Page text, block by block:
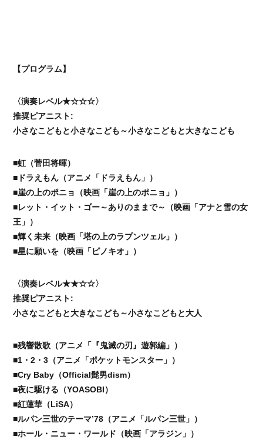
【プログラム】
〈演奏レベル★☆☆☆〉
推奨ピアニスト:
小さなこどもと小さなこども～小さなこどもと大きなこども
■虹（菅田将暉）
■ドラえもん（アニメ「ドラえもん」）
■崖の上のポニョ（映画「崖の上のポニョ」）
■レット・イット・ゴー～ありのままで～（映画「アナと雪の女
王」）
■輝く未来（映画「塔の上のラプンツェル」）
■星に願いを（映画「ピノキオ」）
〈演奏レベル★★☆☆〉
推奨ピアニスト:
小さなこどもと大きなこども～小さなこどもと大人
■残響散歌（アニメ「『鬼滅の刃』遊郭編」）
■1・2・3（アニメ「ポケットモンスター」）
■Cry Baby（Official髭男dism）
■夜に駆ける（YOASOBI）
■紅蓮華（LiSA）
■ルパン三世のテーマ’78（アニメ「ルパン三世」）
■ホール・ニュー・ワールド（映画「アラジン」）